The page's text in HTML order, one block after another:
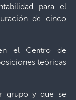
para el
de cinco
el Centro de
teóricas
grupo y que se